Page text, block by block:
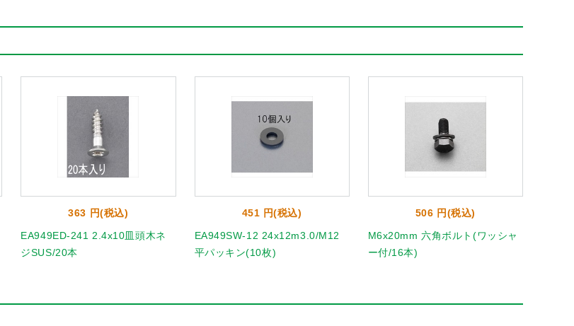
363 円(税込)
EA949ED-241 2.4x10皿頭木ネ
ジSUS/20本
451 円(税込)
EA949SW-12 24x12m3.0/M12
平パッキン(10枚)
506 円(税込)
M6x20mm 六角ボルト(ワッシャ
ー付/16本)